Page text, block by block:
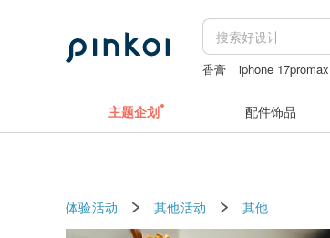
香膏 iphone
主题企划 配件饰品
体验活动 其他活动 其他